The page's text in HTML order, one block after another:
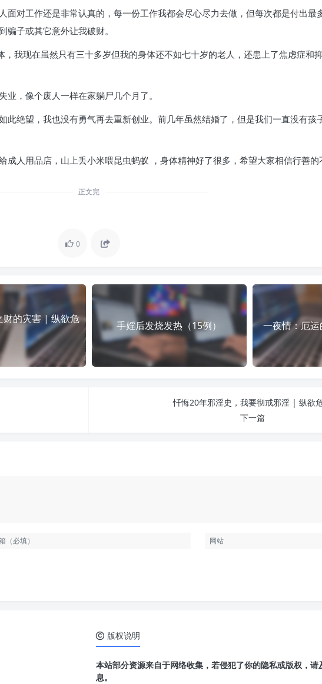
对工作还是非常认真的，每一份工作我都会尽心尽力去做，但每次都是付出最
子或其它意外让我破财。
我现在虽然只有三十多岁但我的身体还不如七十岁的老人，还患上了焦虑症和
，像个废人一样在家躺尸几个月了。
绝望，我也没有勇气再去重新创业。前几年虽然结婚了，但是我们一直没有孩
成人用品店，山上丢小米喂昆虫蚂蚁 ，身体精神好了很多，希望大家相信行善的
正文完
0
财的灾害 | 纵欲危
手婬后发烧发热（15例） 一夜情：厄
忏悔20年邪淫史，我要彻戒邪淫 | 纵欲
下一篇
版权说明
本站部分资源来自于网络收集，若侵犯了你的隐私或版权，
息。